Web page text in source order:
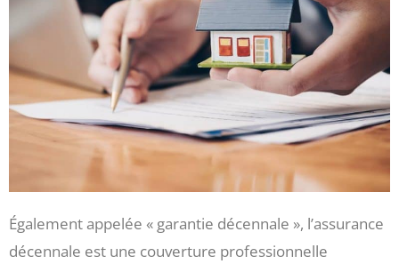
Également appelée « garantie décennale », l’assurance
décennale est une couverture professionnelle